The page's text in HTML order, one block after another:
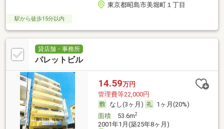
東京都昭島市美堀町１丁目
駅から徒歩15分以内
貸店舗・事務所
パレットビル
14.59万円
管理費等22,000円
なし(3ヶ月)
1ヶ月(20%)
面積53.6m2
2001年1月(築25年8ヶ月)